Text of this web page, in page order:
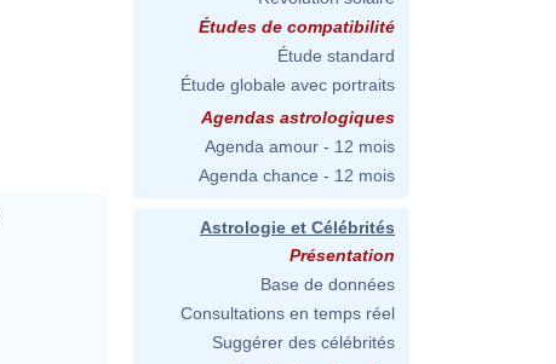
Études de compatibilité
Étude standard
Étude globale avec portraits
Agendas astrologiques
Agenda amour - 12 mois
Agenda chance - 12 mois
Astrologie et Célébrités
Présentation
Base de données
Consultations en temps réel
Suggérer des célébrités